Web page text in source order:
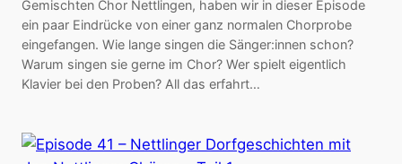
Gemischten Chor Nettlingen, haben wir in dieser Episode
ein paar Eindrücke von einer ganz normalen Chorprobe
eingefangen. Wie lange singen die Sänger:innen schon?
Warum singen sie gerne im Chor? Wer spielt eigentlich
Klavier bei den Proben? All das erfahrt…